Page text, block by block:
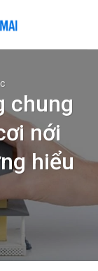
chung
nới
hiểu